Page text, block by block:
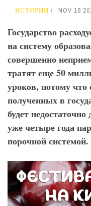
ИСТОРИИ NOV 16
Государство
на систему
совершенно
тратят еще 50
уроков, потому
полученных в
будет
уже четыре года
порочной системой.